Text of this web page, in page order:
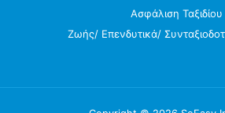
Ασφάλιση Ταξιδίου
Ζωής/ Επενδυτικά/